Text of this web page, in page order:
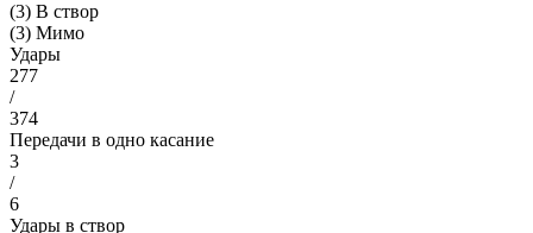
(3) В створ
(3) Мимо
Удары
277
/
374
Передачи в одно касание
3
/
6
Удары в створ